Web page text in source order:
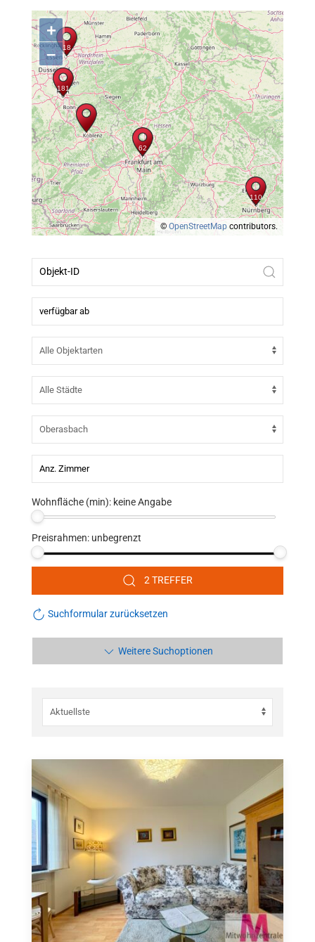
+
–
© OpenStreetMap contributors.
Wohnfläche (min): keine Angabe
Preisrahmen: unbegrenzt
2 TREFFER
Suchformular zurücksetzen
Weitere Suchoptionen